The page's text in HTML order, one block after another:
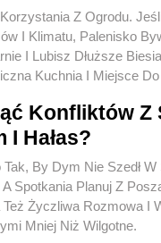
Z Ogrodu.
I Klimatu, Palenisko
I Lubisz Dłuższe
Kuchnia I Miejsce Do
Konfliktów Z
I Hałas?
By Dym Nie Szedł
A Spotkania Planuj Z
Życzliwa Rozmowa I
Mniej Niż Wilgotne.